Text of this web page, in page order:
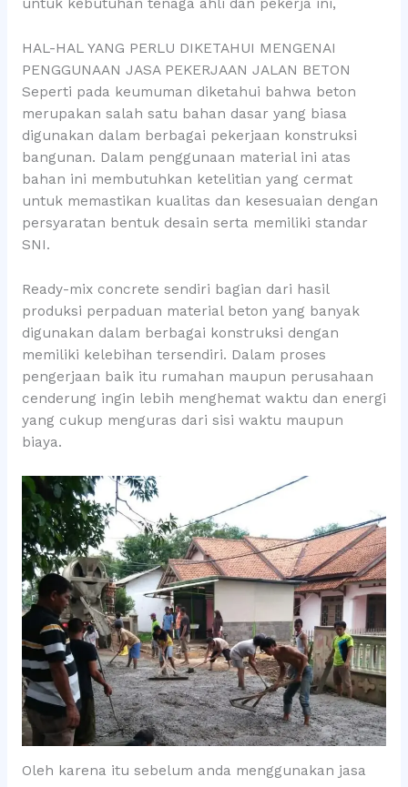
untuk kebutuhan tenaga ahli dan pekerja ini,
HAL-HAL YANG PERLU DIKETAHUI MENGENAI
PENGGUNAAN JASA PEKERJAAN JALAN BETON
Seperti pada keumuman diketahui bahwa beton
merupakan salah satu bahan dasar yang biasa
digunakan dalam berbagai pekerjaan konstruksi
bangunan. Dalam penggunaan material ini atas
bahan ini membutuhkan ketelitian yang cermat
untuk memastikan kualitas dan kesesuaian dengan
persyaratan bentuk desain serta memiliki standar
SNI.
Ready-mix concrete sendiri bagian dari hasil
produksi perpaduan material beton yang banyak
digunakan dalam berbagai konstruksi dengan
memiliki kelebihan tersendiri. Dalam proses
pengerjaan baik itu rumahan maupun perusahaan
cenderung ingin lebih menghemat waktu dan energi
yang cukup menguras dari sisi waktu maupun
biaya.
Oleh karena itu sebelum anda menggunakan jasa